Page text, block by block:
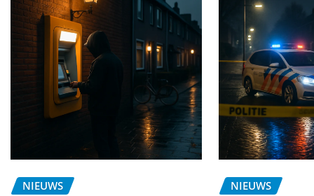
NIEUWS NIEUWS